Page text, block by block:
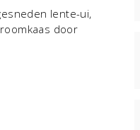
lente-ui,
door